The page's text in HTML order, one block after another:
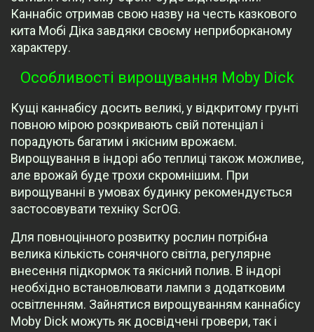
Каннабіс отримав свою назву на честь казкового
кита Мобі Діка завдяки своєму неприборканому
характеру.
Особливості вирощування Moby Dick
Кущі каннабісу досить великі, у відкритому грунті
повною мірою розкривають свій потенціал і
порадують багатим і якісним врожаєм.
Вирощування в індорі або теплиці також можливе,
але врожай буде трохи скромнішим. При
вирощуванні в умовах будинку рекомендується
застосовувати техніку ScrOG.
Для повноцінного розвитку рослин потрібна
велика кількість сонячного світла, регулярне
внесення підкормок та якісний полив. В індорі
необхідно встановлювати лампи з додатковим
освітленням. Зайнятися вирощуванням каннабісу
Moby Dick можуть як досвідчені гровери, так і